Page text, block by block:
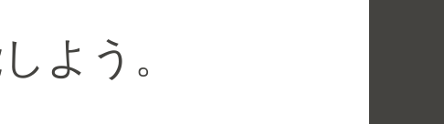
よう。